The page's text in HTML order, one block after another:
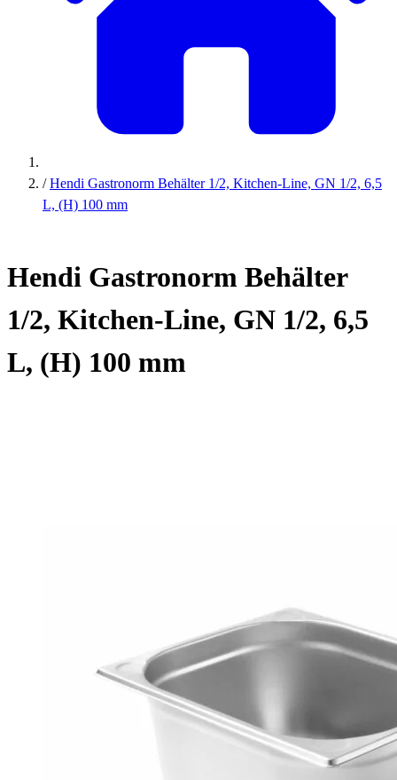
/ Hendi Gastronorm Behälter 1/2, Kitchen-Line, GN 1/2, 6,5
L, (H) 100 mm
Hendi Gastronorm Behälter
1/2, Kitchen-Line, GN 1/2, 6,5
L, (H) 100 mm